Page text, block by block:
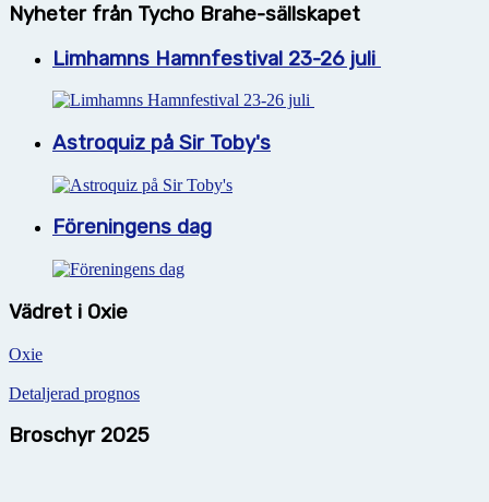
Nyheter från Tycho Brahe-sällskapet
Limhamns Hamnfestival 23-26 juli
Astroquiz på Sir Toby's
Föreningens dag
Vädret i Oxie
Oxie
Detaljerad prognos
Broschyr 2025